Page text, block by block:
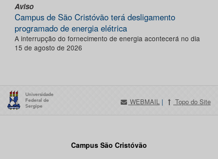
Aviso
Campus de São Cristóvão terá desligamento
programado de energia elétrica
A interrupção do fornecimento de energia acontecerá no dia
15 de agosto de 2026
WEBMAIL | Topo do Site
Campus São Cristóvão